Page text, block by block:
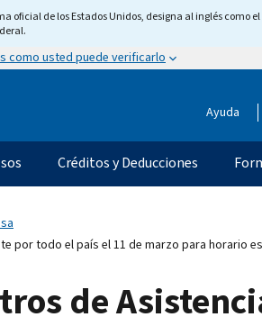
oficial de los Estados Unidos, designa al inglés como
como usted puede verificarlo
Ayuda
Créditos y Deducciones
por todo el país el 11 de marzo para horario
de